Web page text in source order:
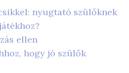
nyugtató szülőknek
ellen
hogy jó szülők